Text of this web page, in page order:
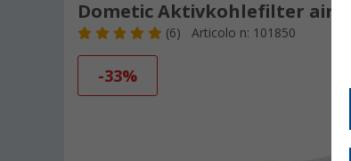
Dometic Aktivkohlefilter
(6) Articolo n: 101850
-33%